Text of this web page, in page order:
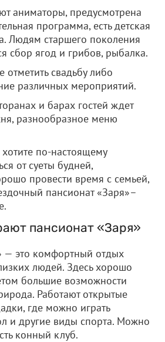
аниматоры, предусмотрена
программа, есть детская
Людям старшего поколения
сбор ягод и грибов, рыбалка.
свадьбу либо
различных мероприятий.
и барах гостей ждет
разнообразное меню
по-настоящему
от суеты будней,
провести время с семьей,
пансионат «Заря»–
пансионат «Заря»
— это комфортный отдых
людей. Здесь хорошо
большие возможности
Работают открытые
где можно играть
и другие виды спорта. Можно
конный клуб.